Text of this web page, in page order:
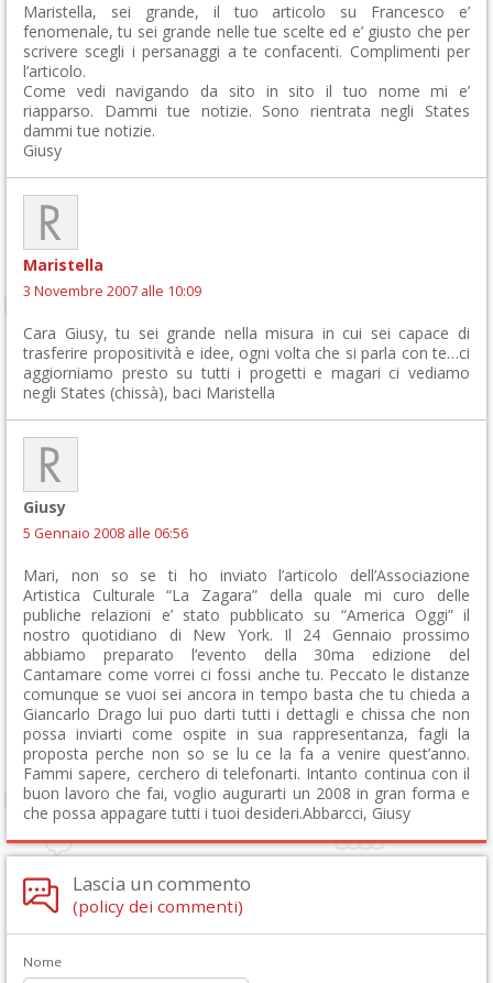
Maristella, sei grande, il tuo articolo su Francesco e’
fenomenale, tu sei grande nelle tue scelte ed e’ giusto che per
scrivere scegli i persanaggi a te confacenti. Complimenti per
l’articolo.
Come vedi navigando da sito in sito il tuo nome mi e’
riapparso. Dammi tue notizie. Sono rientrata negli States
dammi tue notizie.
Giusy
Maristella
3 Novembre 2007 alle 10:09
Cara Giusy, tu sei grande nella misura in cui sei capace di
trasferire propositività e idee, ogni volta che si parla con te…ci
aggiorniamo presto su tutti i progetti e magari ci vediamo
negli States (chissà), baci Maristella
Giusy
5 Gennaio 2008 alle 06:56
Mari, non so se ti ho inviato l’articolo dell’Associazione
Artistica Culturale “La Zagara” della quale mi curo delle
publiche relazioni e’ stato pubblicato su “America Oggi” il
nostro quotidiano di New York. Il 24 Gennaio prossimo
abbiamo preparato l’evento della 30ma edizione del
Cantamare come vorrei ci fossi anche tu. Peccato le distanze
comunque se vuoi sei ancora in tempo basta che tu chieda a
Giancarlo Drago lui puo darti tutti i dettagli e chissa che non
possa inviarti come ospite in sua rappresentanza, fagli la
proposta perche non so se lu ce la fa a venire quest’anno.
Fammi sapere, cerchero di telefonarti. Intanto continua con il
buon lavoro che fai, voglio augurarti un 2008 in gran forma e
che possa appagare tutti i tuoi desideri.Abbarcci, Giusy
Lascia un commento
(policy dei commenti)
Nome